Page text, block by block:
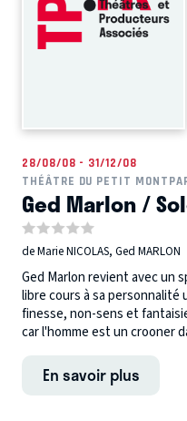
28/08/08 - 31/12/08
THÉÂTRE DU PETIT
Ged Marlon /
de Marie NICOLAS, Ged MARLON
Ged Marlon revient avec un
libre cours à sa
finesse, non-sens et
car l'homme est un crooner
En savoir plus